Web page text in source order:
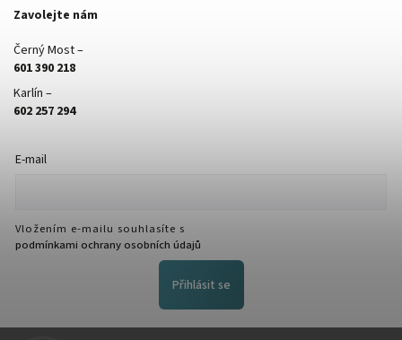
Zavolejte nám
Černý Most –
601 390 218
Karlín –
602 257 294
E-mail
Vložením e-mailu souhlasíte s
podmínkami ochrany osobních údajů
Přihlásit se